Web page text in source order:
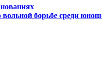
борьбе среди